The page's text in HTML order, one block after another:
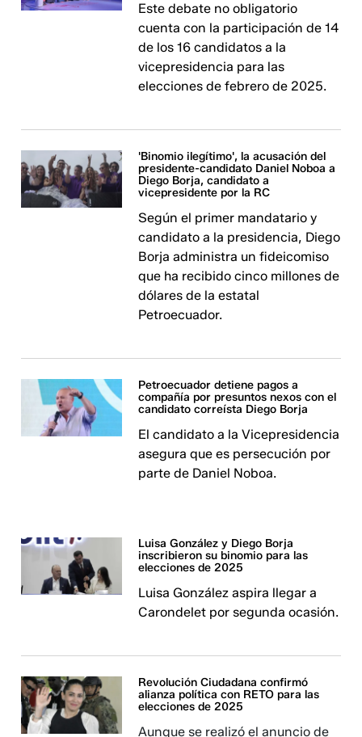
Este debate no obligatorio
cuenta con la participación de 14
de los 16 candidatos a la
vicepresidencia para las
elecciones de febrero de 2025.
'Binomio ilegítimo', la acusación del
presidente-candidato Daniel Noboa a
Diego Borja, candidato a
vicepresidente por la RC
Según el primer mandatario y
candidato a la presidencia, Diego
Borja administra un fideicomiso
que ha recibido cinco millones de
dólares de la estatal
Petroecuador.
Petroecuador detiene pagos a
compañía por presuntos nexos con el
candidato correísta Diego Borja
El candidato a la Vicepresidencia
asegura que es persecución por
parte de Daniel Noboa.
Luisa González y Diego Borja
inscribieron su binomio para las
elecciones de 2025
Luisa González aspira llegar a
Carondelet por segunda ocasión.
Revolución Ciudadana confirmó
alianza política con RETO para las
elecciones de 2025
Aunque se realizó el anuncio de